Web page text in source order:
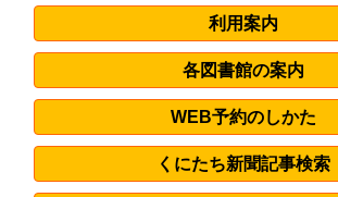
利用案内
各図書館の案内
WEB予約のしかた
くにたち新聞記事検索